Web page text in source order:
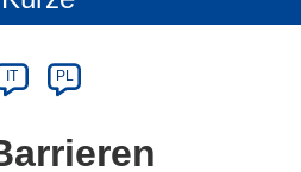
IT PL